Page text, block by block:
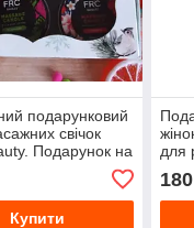
подарунковий
свічок
Подарунок на
для
Купити
для
8
180